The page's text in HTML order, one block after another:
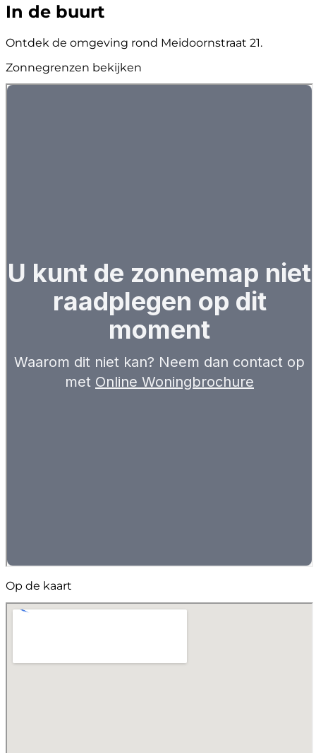
In de buurt
Ontdek de omgeving rond Meidoornstraat 21.
Zonnegrenzen bekijken
Op de kaart